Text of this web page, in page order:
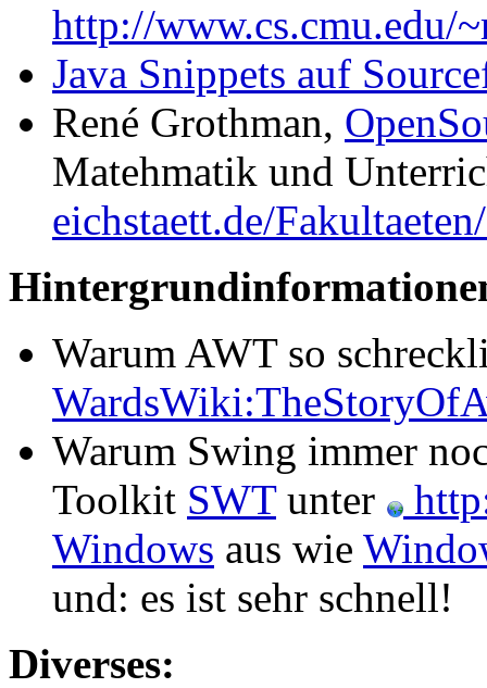
http://www.cs.cmu.edu/
Java Snippets auf
René Grothman,
Matehmatik und
eichstaett.de/
Warum AWT so
Warum Swing immer
Toolkit SWTunter
Windows aus wie
und: es ist sehr schnell!
Diverses: